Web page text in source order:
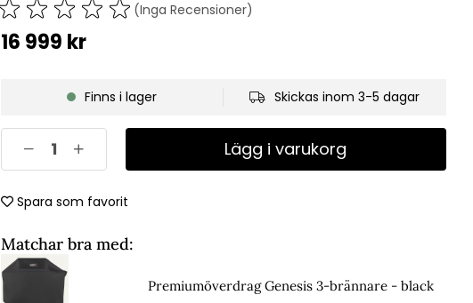
(Inga Recensioner)
16 999 kr
Finns i lager Skickas inom 3-5 dagar
Lägg i varukorg
Spara som favorit
Matchar bra med:
Premiumöverdrag Genesis 3-brännare - black